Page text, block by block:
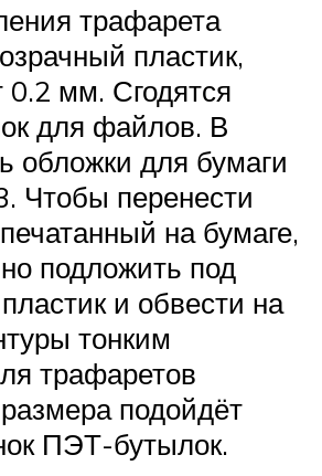
трафарета
пластик,
мм. Сгодятся
для файлов. В
обложки для бумаги
Чтобы перенести
на бумаге,
подложить под
и обвести на
тонким
трафаретов
подойдёт
ПЭТ-бутылок.